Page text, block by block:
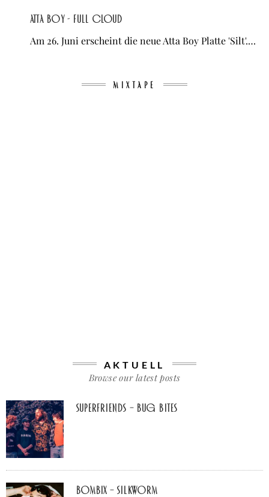
Atta Boy - Full Cloud
Am 26. Juni erscheint die neue Atta Boy Platte 'Silt'.…
MIXTAPE
AKTUELL
Browse our latest posts
Superfriends – Bug Bites
Bombix – Silkworm